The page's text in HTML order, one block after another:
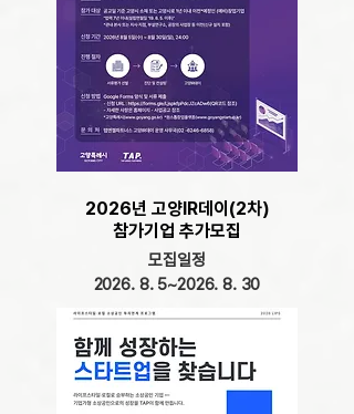
2026년 고양IR데이(2차)
​참가기업 추가모집
모집일정
2026. 8. 5~2026. 8. 30